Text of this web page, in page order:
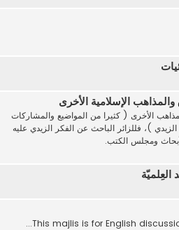
الإسلامية الأخرى
الأخرى ( كثيرا من المواضيع والمشاركات
)، فللزائر الباحث عن الفكر الزيدي عليه
ومجلس الكتب.
This majlis is for English